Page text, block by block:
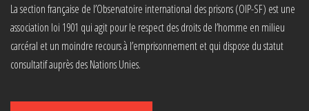
La section française de l’Observatoire international des prisons (OIP-SF) est une
association loi 1901 qui agit pour le respect des droits de l’homme en milieu
carcéral et un moindre recours à l’emprisonnement et qui dispose du statut
consultatif auprès des Nations Unies.